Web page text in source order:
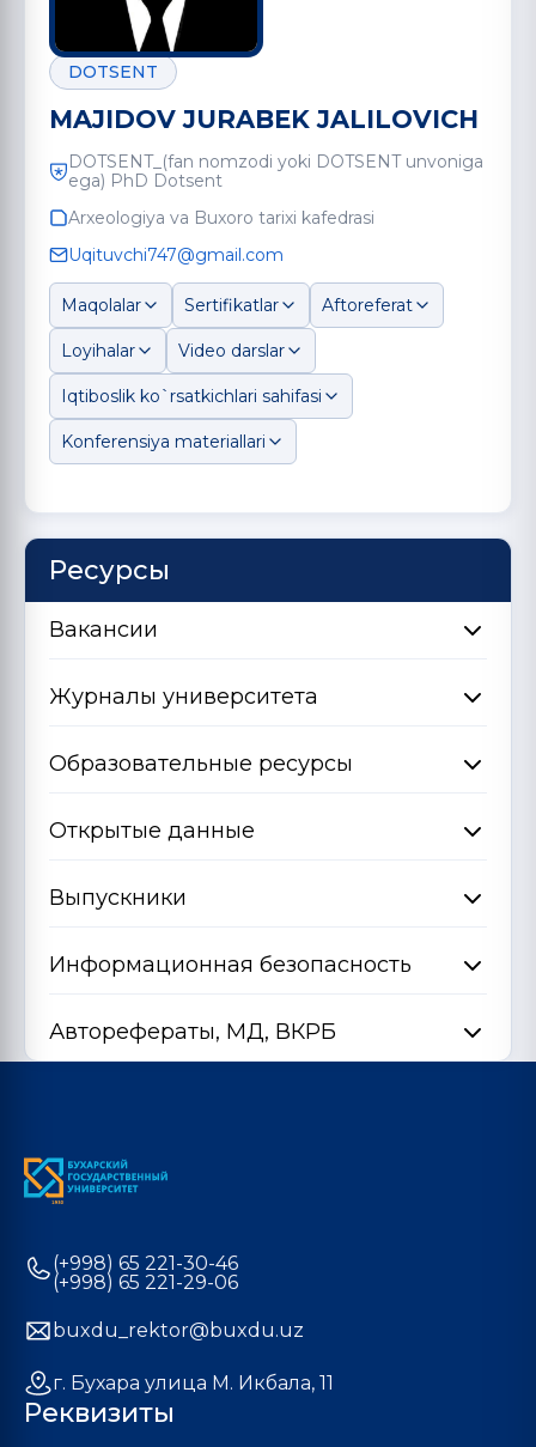
DOTSENT
MAJIDOV JURABEK JALILOVICH
DOTSENT_(fan nomzodi yoki DOTSENT unvoniga
ega) PhD Dotsent
Arxeologiya va Buxoro tarixi kafedrasi
Uqituvchi747@gmail.com
Maqolalar Sertifikatlar Aftoreferat
Loyihalar Video darslar
Iqtiboslik ko`rsatkichlari sahifasi
Konferensiya materiallari
Ресурсы
Вакансии
Журналы университета
Образовательные ресурсы
Открытые данные
Выпускники
Информационная безопасность
Авторефераты, МД, ВКРБ
(+998) 65 221-30-46
(+998) 65 221-29-06
buxdu_rektor@buxdu.uz
г. Бухара улица М. Икбала, 11
Реквизиты